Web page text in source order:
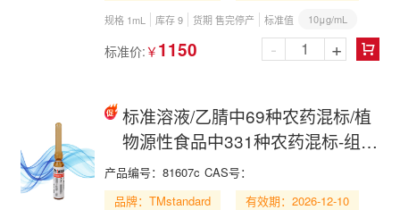
规格 1mL 库存 9 货期 售完停产 标准值 10μg/mL
标准价: ￥ 1150 
- +
标准溶液/乙腈中69种农药混标/植
物源性食品中331种农药混标-组
6/GB 23200.121-2021/69
Pesticide Mix in Acetonitrile
产品编号： 81607c CAS号：
品牌：TMstandard
有效期：2026-12-10